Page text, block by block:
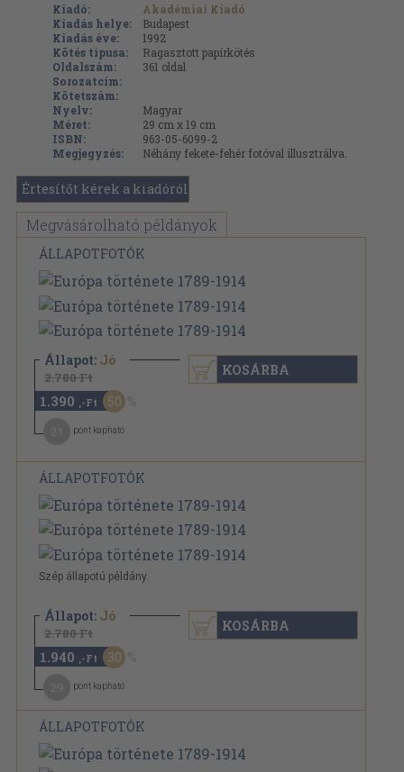
Kiadó:
Akadémiai Kiadó
Kiadás helye:
Budapest
Kiadás éve:
1992
Kötés típusa:
Ragasztott papírkötés
Oldalszám:
361 oldal
Sorozatcím:
Kötetszám:
Nyelv:
Magyar
Méret:
29 cm x 19 cm
ISBN:
963-05-6099-2
Megjegyzés:
Néhány fekete-fehér fotóval illusztrálva.
Értesítőt kérek a kiadóról
Megvásárolható példányok
ÁLLAPOTFOTÓK
Állapot: Jó
2.780 Ft
1.390 ,-Ft 50
pont kapható
KOSÁRBA
ÁLLAPOTFOTÓK
Szép állapotú példány.
Állapot: Jó
2.780 Ft
1.940 ,-Ft 30
pont kapható
KOSÁRBA
ÁLLAPOTFOTÓK